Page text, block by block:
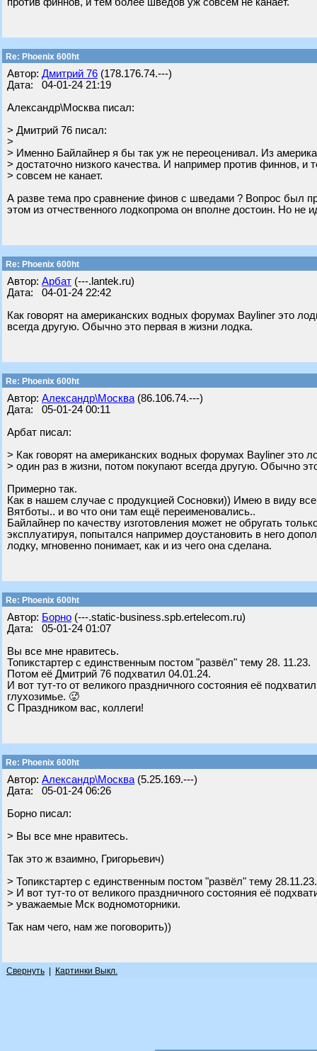
Re: Phoenix 600ht
Автор: Дмитрий 76 (178.176.74.---)
Дата: 04-01-24 21:19
Александр\Москва писал:
> Дмитрий 76 писал:
>
> Именно Байлайнер я бы так уж не переоценивал. Из
> достаточно низкого качества. И например против финнов,
> совсем не канает.
А разве тема про сравнение финов с шведами ? Вопрос был
этом из отчественного лодкопрома он вполне достоин. Но не
Re: Phoenix 600ht
Автор: Арбат (---.lantek.ru)
Дата: 04-01-24 22:42
Как говорят на американских водных форумах Baylinеr это
всегда другую. Обычно это первая в жизни лодка.
Re: Phoenix 600ht
Автор: Александр\Москва (86.106.74.---)
Дата: 05-01-24 00:11
Арбат писал:
> Как говорят на американских водных форумах Baylinеr это
> один раз в жизни, потом покупают всегда другую. Обычно
Примерно так.
Как в нашем случае с продукцией Сосновки)) Имею в виду
Вятботы.. и во что они там ещё переименовались..
Байлайнер по качеству изготовления может не обругать
эксплуатируя, попытался например доустановить в него
лодку, мгновенно понимает, как и из чего она сделана.
Re: Phoenix 600ht
Автор: Борно (---.static-business.spb.ertelecom.ru)
Дата: 05-01-24 01:07
Вы все мне нравитесь.
Топикстартер с единственным постом "развёл" тему 28. 11.23.
Потом её Дмитрий 76 подхватил 04.01.24.
И вот тут-то от великого праздничного состояния её
глухозимье. 🥵
С Праздником вас, коллеги!
Re: Phoenix 600ht
Автор: Александр\Москва (5.25.169.---)
Дата: 05-01-24 06:26
Борно писал:
> Вы все мне нравитесь.
Так это ж взаимно, Григорьевич)
> Топикстартер с единственным постом "развёл" тему
> И вот тут-то от великого праздничного состояния её
> уважаемые Мск водномоторники.
Так нам чего, нам же поговорить))
Свернуть Картинки Выкл.